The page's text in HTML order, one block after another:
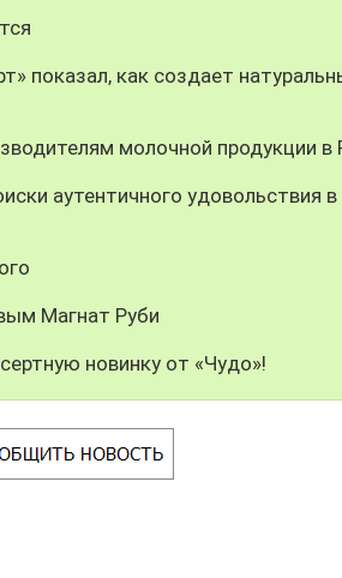
показал, как создает
молочной продукции в
аутентичного удовольствия в
Магнат Руби
новинку от «Чудо»!